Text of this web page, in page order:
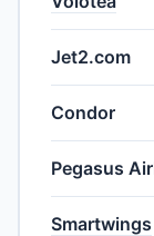
Jet2.com
Condor
Pegasus
Smartwings